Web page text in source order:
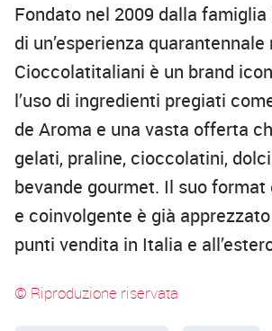
Fondato nel 2009 dalla
di un’esperienza
Cioccolatitaliani è un brand
l’uso di ingredienti pregiati
de Aroma e una vasta offerta
gelati, praline, cioccolatini,
bevande gourmet. Il suo format
e coinvolgente è già
punti vendita in Italia e
© Riproduzione riservata